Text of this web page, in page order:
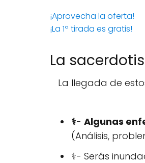
¡Aprovecha la oferta!
¡La 1ª tirada es gratis!
La
La llegada de
⚕️- Algunas
(Análisis,
⚕️- Serás